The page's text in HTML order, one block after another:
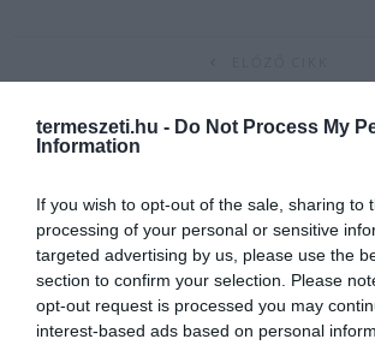
termeszeti.hu - Do Not Process My
Information
If you wish to opt-out of the sale, sharing to
processing of your personal or sensitive
targeted advertising by us, please use the
section to confirm your selection. Please
opt-out request is processed you may
interest-based ads based on personal
LESHETJÜK MEG AZ
KÖVETKEZŐ CIKK
KEZDŐDIK A KÖZPONTI
TUDNUNK NEKÜNK,